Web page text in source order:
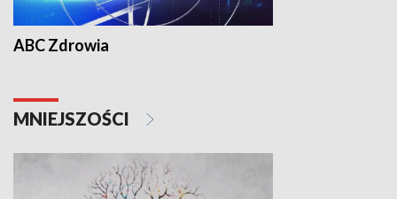
ABC Zdrowia
MNIEJSZOŚCI